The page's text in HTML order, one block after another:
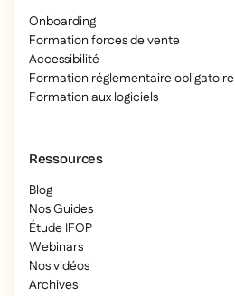
Onboarding
Formation forces de vente
Accessibilité
Formation réglementaire obligatoire
Formation aux logiciels
Ressources
Blog
Nos Guides
Étude IFOP
Webinars
Nos vidéos
Archives